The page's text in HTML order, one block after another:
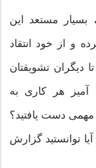
مستعد این
و از خود انتقاد
دیگران تشویقتان
آمیز هر کاری به
مهمی دست یافتید؟
توانستید گزارش